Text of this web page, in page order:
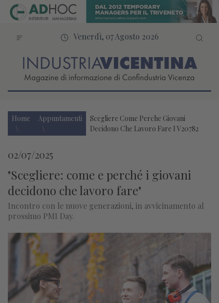
Venerdì, 07 Agosto 2026
Home Appuntamenti
Scegliere Come Perche Giovani
Decidono Che Lavoro Fare I V20782
02/07/2025
"Scegliere: come e perché i giovani
decidono che lavoro fare"
Incontro con le nuove generazioni, in avvicinamento al
prossimo PMI Day.